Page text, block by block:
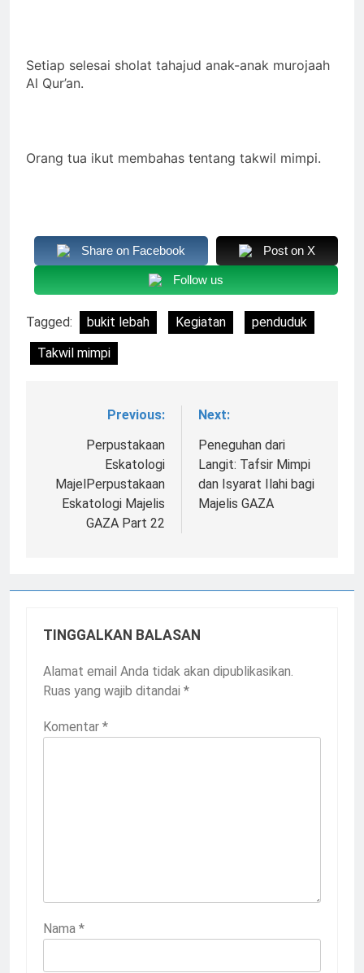
Setiap selesai sholat tahajud anak-anak murojaah
Al Qur’an.
Orang tua ikut membahas tentang takwil mimpi.
Share on Facebook Post on X
Follow us
Tagged: bukit lebah Kegiatan
penduduk
Takwil mimpi
NavigasiPrevious:
Perpustakaan
Eskatologi
MajelPerpustakaan
Eskatologi Majelis
GAZA Part 22
Next:
Peneguhan dari
Langit: Tafsir Mimpi
dan Isyarat Ilahi bagi
Majelis GAZA
TINGGALKAN BALASAN
Alamat email Anda tidak akan dipublikasikan.
Ruas yang wajib ditandai *
Komentar *
Nama *